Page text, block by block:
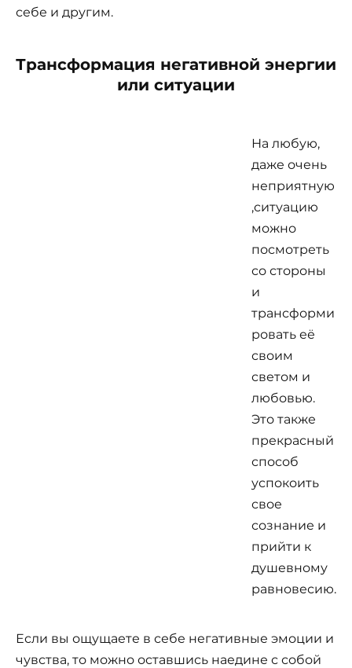
себе и другим.
Трансформация негативной энергии
или ситуации
На любую,
даже очень
неприятную
,ситуацию
можно
посмотреть
со стороны
и
трансформи
ровать её
своим
светом и
любовью.
Это также
прекрасный
способ
успокоить
свое
сознание и
прийти к
душевному
равновесию.
Если вы ощущаете в себе негативные эмоции и
чувства, то можно оставшись наедине с собой